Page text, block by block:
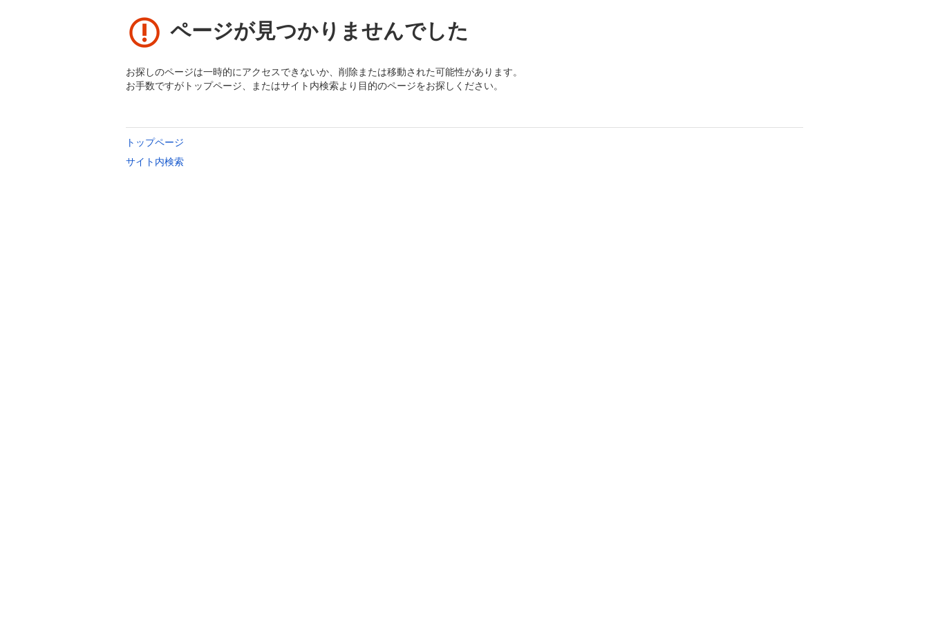
ページが見つかりませんでした
お探しのページは一時的にアクセスできないか、削除または移動された可能性があります。
お手数ですがトップページ、またはサイト内検索より目的のページをお探しください。
トップページ
サイト内検索